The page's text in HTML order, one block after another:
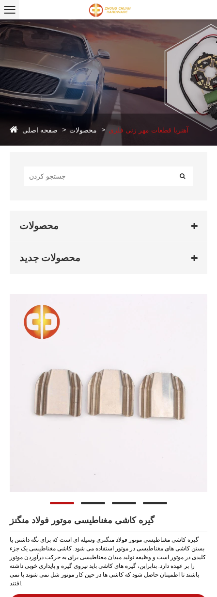
صفحه اصلی محصولات آهنربا قطعات مهر زنی فلزی
محصولات
محصولات جدید
گیره کاشی مغناطیسی موتور فولاد منگنز
گیره کاشی مغناطیسی موتور فولاد منگنزی وسیله ای است که برای نگه داشتن یا
بستن کاشی های مغناطیسی در موتور استفاده می شود. کاشی مغناطیسی یک جزء
کلیدی در موتور است و وظیفه تولید میدان مغناطیسی برای به حرکت درآوردن موتور
را بر عهده دارد. بنابراین، گیره های کاشی باید نیروی گیره و پایداری خوبی داشته
باشند تا اطمینان حاصل شود که کاشی ها در حین کار موتور شل نمی شوند یا نمی
افتند.